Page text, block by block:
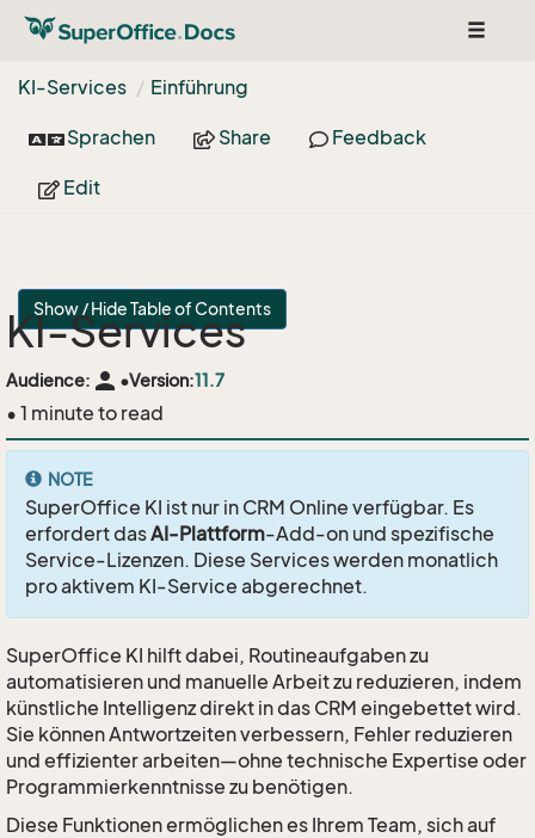
Toggle
KI-Services
Einführung
Sprachen Share Feedback
Edit
Show / Hide Table of Contents
KI-Services
Audience: person •Version:11.7
• 1 minute to read
NOTE
SuperOffice KI ist nur in CRM Online verfügbar. Es
erfordert dasAI-Plattform-Add-on und spezifische
Service-Lizenzen. Diese Services werden monatlich
pro aktivem KI-Service abgerechnet.
SuperOffice KI hilft dabei, Routineaufgaben zu
automatisieren und manuelle Arbeit zu reduzieren, indem
künstliche Intelligenz direkt in das CRM eingebettet wird.
Sie können Antwortzeiten verbessern, Fehler reduzieren
und effizienter arbeiten—ohne technische Expertise oder
Programmierkenntnisse zu benötigen.
Diese Funktionen ermöglichen es Ihrem Team, sich auf